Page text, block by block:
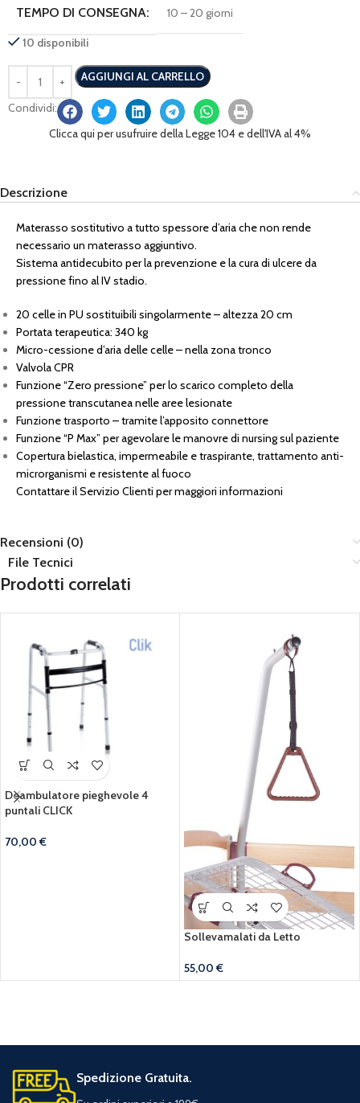
TEMPO DI CONSEGNA: 10 – 20 giorni
10 disponibili
AGGIUNGI AL CARRELLO
Condividi:
Clicca qui per usufruire della Legge 104 e dell'IVA al 4%
Descrizione
Materasso sostitutivo a tutto spessore d’aria che non rende
necessario un materasso aggiuntivo.
Sistema antidecubito per la prevenzione e la cura di ulcere da
pressione fino al IV stadio.
20 celle in PU sostituibili singolarmente – altezza 20 cm
Portata terapeutica: 340 kg
Micro-cessione d’aria delle celle – nella zona tronco
Valvola CPR
Funzione “Zero pressione” per lo scarico completo della
pressione transcutanea nelle aree lesionate
Funzione trasporto – tramite l’apposito connettore
Funzione “P Max” per agevolare le manovre di nursing sul paziente
Copertura bielastica, impermeabile e traspirante, trattamento anti-
microrganismi e resistente al fuoco
Contattare il Servizio Clienti per maggiori informazioni
Recensioni (0)
File Tecnici
Prodotti correlati
Deambulatore pieghevole 4
puntali CLICK
70,00€
Sollevamalati da Letto
55,00€
Spedizione Gratuita.